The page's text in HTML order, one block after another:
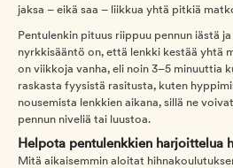
jaksa – eikä saa – liikkua yhtä pitkiä
Pentulenkin pituus riippuu pennun iästä
nyrkkisääntö on, että lenkki kestää yhtä
on viikkoja vanha, eli noin 3–5 minuuttia
raskasta fyysistä rasitusta, kuten
nousemista lenkkien aikana, sillä ne
pennun niveliä tai luustoa.
Helpota pentulenkkien harjoittelua
Mitä aikaisemmin aloitat